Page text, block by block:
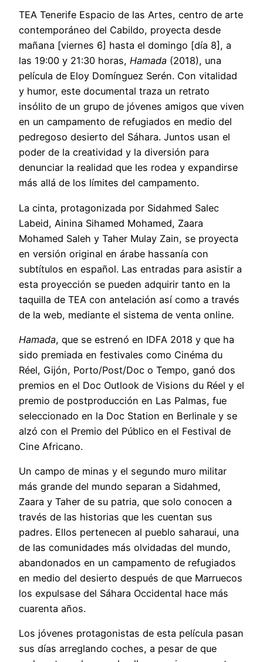
TEA Tenerife Espacio de las Artes, centro de arte
contemporáneo del Cabildo, proyecta desde
mañana [viernes 6] hasta el domingo [día 8], a
las 19:00 y 21:30 horas, Hamada (2018), una
película de Eloy Domínguez Serén. Con vitalidad
y humor, este documental traza un retrato
insólito de un grupo de jóvenes amigos que viven
en un campamento de refugiados en medio del
pedregoso desierto del Sáhara. Juntos usan el
poder de la creatividad y la diversión para
denunciar la realidad que les rodea y expandirse
más allá de los límites del campamento.
La cinta, protagonizada por Sidahmed Salec
Labeid, Ainina Sihamed Mohamed, Zaara
Mohamed Saleh y Taher Mulay Zain, se proyecta
en versión original en árabe hassanía con
subtítulos en español. Las entradas para asistir a
esta proyección se pueden adquirir tanto en la
taquilla de TEA con antelación así como a través
de la web, mediante el sistema de venta online.
Hamada, que se estrenó en IDFA 2018 y que ha
sido premiada en festivales como Cinéma du
Réel, Gijón, Porto/Post/Doc o Tempo, ganó dos
premios en el Doc Outlook de Visions du Réel y el
premio de postproducción en Las Palmas, fue
seleccionado en la Doc Station en Berlinale y se
alzó con el Premio del Público en el Festival de
Cine Africano.
Un campo de minas y el segundo muro militar
más grande del mundo separan a Sidahmed,
Zaara y Taher de su patria, que solo conocen a
través de las historias que les cuentan sus
padres. Ellos pertenecen al pueblo saharaui, una
de las comunidades más olvidadas del mundo,
abandonados en un campamento de refugiados
en medio del desierto después de que Marruecos
los expulsase del Sáhara Occidental hace más
cuarenta años.
Los jóvenes protagonistas de esta película pasan
sus días arreglando coches, a pesar de que